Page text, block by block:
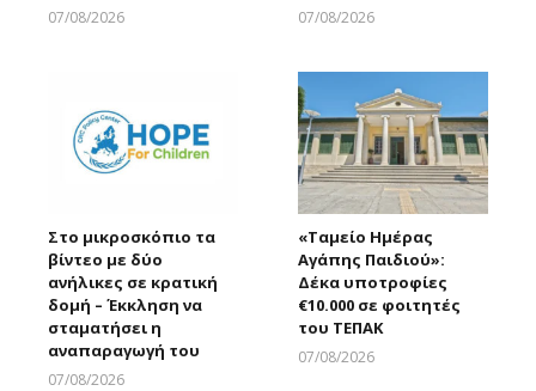
07/08/2026
07/08/2026
Στο μικροσκόπιο τα
βίντεο με δύο
ανήλικες σε κρατική
δομή – Έκκληση να
σταματήσει η
αναπαραγωγή του
07/08/2026
«Ταμείο Ημέρας
Αγάπης Παιδιού»:
Δέκα υποτροφίες
€10.000 σε φοιτητές
του ΤΕΠΑΚ
07/08/2026